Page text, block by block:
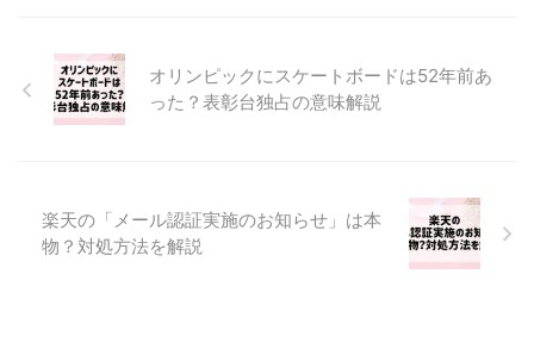
オリンピックにスケートボードは52年前あ
った？表彰台独占の意味解説
楽天の「メール認証実施のお知らせ」は本
物？対処方法を解説